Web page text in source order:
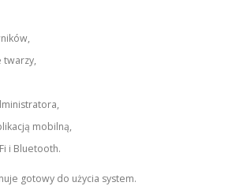
twarzy,
mobilną,
i Bluetooth.
gotowy do użycia system.